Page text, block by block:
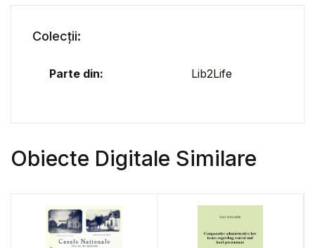
Colecții:
Parte din: Lib2Life
Obiecte Digitale Similare